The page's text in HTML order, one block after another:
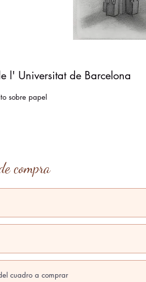
l' Universitat de Barcelona
sobre papel
compra